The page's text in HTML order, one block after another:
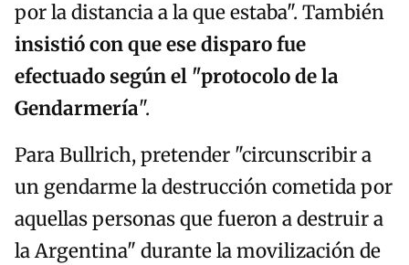
por la distancia a la que estaba". También
insistió con que ese disparo fue
efectuado según el "protocolo de la
Gendarmería".
Para Bullrich, pretender "circunscribir a
un gendarme la destrucción cometida por
aquellas personas que fueron a destruir a
la Argentina" durante la movilización de